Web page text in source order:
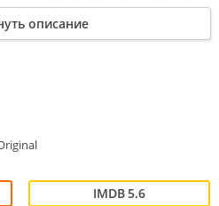
местных детишек в качестве
длится не слишком долго и в
господина стучится
сообщающая, что вместе с
историю, задолжав опасному
не произведенную парию
барышне, герой возвращает на
описание
5.6